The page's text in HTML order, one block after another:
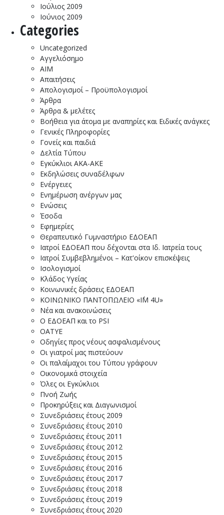
Ιούλιος 2009
Ιούνιος 2009
Categories
Uncategorized
Αγγελιόσημο
ΑΙΜ
Απαιτήσεις
Απολογισμοί – Προϋπολογισμοί
Άρθρα
Άρθρα & μελέτες
Βοήθεια για άτομα με αναπηρίες και Ειδικές ανάγκες
Γενικές Πληροφορίες
Γονείς και παιδιά
Δελτία Τύπου
Εγκύκλιοι ΑΚΑ-ΑΚΕ
Εκδηλώσεις συναδέλφων
Ενέργειες
Ενημέρωση ανέργων μας
Ενώσεις
Έσοδα
Εφημερίες
Θεραπευτικό Γυμναστήριο ΕΔΟΕΑΠ
Ιατροί ΕΔΟΕΑΠ που δέχονται στα Ιδ. Ιατρεία τους
Ιατροί Συμβεβλημένοι – Κατ'οίκον επισκέψεις
Ισολογισμοί
Κλάδος Υγείας
Κοινωνικές δράσεις ΕΔΟΕΑΠ
ΚΟΙΝΩΝΙΚΟ ΠΑΝΤΟΠΩΛΕΙΟ «I΄M 4U»
Νέα και ανακοινώσεις
Ο ΕΔΟΕΑΠ και το PSI
ΟΑΤΥΕ
Οδηγίες προς νέους ασφαλισμένους
Οι γιατροί μας πιστεύουν
Οι παλαίμαχοι του Τύπου γράφουν
Οικονομικά στοιχεία
Όλες οι Εγκύκλιοι
Πνοή Ζωής
Προκηρύξεις και Διαγωνισμοί
Συνεδριάσεις έτους 2009
Συνεδριάσεις έτους 2010
Συνεδριάσεις έτους 2011
Συνεδριάσεις έτους 2012
Συνεδριάσεις έτους 2015
Συνεδριάσεις έτους 2016
Συνεδριάσεις έτους 2017
Συνεδριάσεις έτους 2018
Συνεδριάσεις έτους 2019
Συνεδριάσεις έτους 2020